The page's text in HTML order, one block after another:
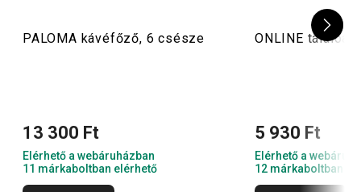
PALOMA kávéfőző, 6 csésze
13 300 Ft
Elérhető a webáruházban
11 márkaboltban elérhető
ONLINE
5 930 Ft
Elérhető a
12 márkaboltban